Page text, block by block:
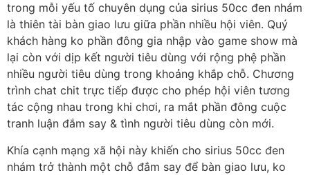
trong mỗi yếu tố chuyên dụng của sirius 50cc đen nhám
là thiên tài bàn giao lưu giữa phần nhiều hội viên. Quý
khách hàng ko phần đông gia nhập vào game show mà
lại còn với dịp kết người tiêu dùng với rộng phệ phần
nhiều người tiêu dùng trong khoảng khắp chỗ. Chương
trình chat chit trực tiếp được cho phép hội viên tương
tác cộng nhau trong khi chơi, ra mắt phần đông cuộc
tranh luận đắm say & tình người tiêu dùng còn mới.
Khía cạnh mạng xã hội này khiến cho sirius 50cc đen
nhám trở thành một chỗ đắm say để bàn giao lưu, ko